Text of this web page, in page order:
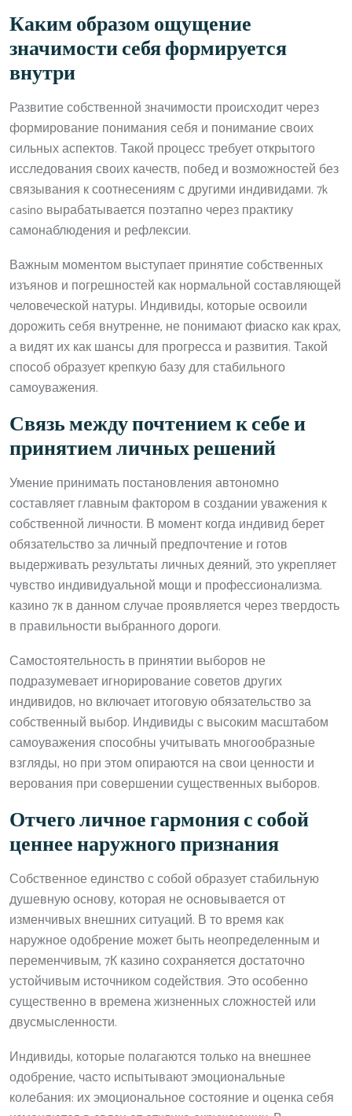
Каким образом ощущение
значимости себя формируется
внутри
Развитие собственной значимости происходит через
формирование понимания себя и понимание своих
сильных аспектов. Такой процесс требует открытого
исследования своих качеств, побед и возможностей без
связывания к соотнесениям с другими индивидами. 7k
casino вырабатывается поэтапно через практику
самонаблюдения и рефлексии.
Важным моментом выступает принятие собственных
изъянов и погрешностей как нормальной составляющей
человеческой натуры. Индивиды, которые освоили
дорожить себя внутренне, не понимают фиаско как крах,
а видят их как шансы для прогресса и развития. Такой
способ образует крепкую базу для стабильного
самоуважения.
Связь между почтением к себе и
принятием личных решений
Умение принимать постановления автономно
составляет главным фактором в создании уважения к
собственной личности. В момент когда индивид берет
обязательство за личный предпочтение и готов
выдерживать результаты личных деяний, это укрепляет
чувство индивидуальной мощи и профессионализма.
казино 7к в данном случае проявляется через твердость
в правильности выбранного дороги.
Самостоятельность в принятии выборов не
подразумевает игнорирование советов других
индивидов, но включает итоговую обязательство за
собственный выбор. Индивиды с высоким масштабом
самоуважения способны учитывать многообразные
взгляды, но при этом опираются на свои ценности и
верования при совершении существенных выборов.
Отчего личное гармония с собой
ценнее наружного признания
Собственное единство с собой образует стабильную
душевную основу, которая не основывается от
изменчивых внешних ситуаций. В то время как
наружное одобрение может быть неопределенным и
переменчивым, 7К казино сохраняется достаточно
устойчивым источником содействия. Это особенно
существенно в времена жизненных сложностей или
двусмысленности.
Индивиды, которые полагаются только на внешнее
одобрение, часто испытывают эмоциональные
колебания: их эмоциональное состояние и оценка себя